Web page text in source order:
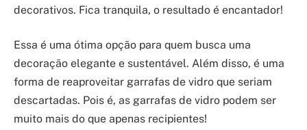
decorativos. Fica tranquila, o resultado é encantador!
Essa é uma ótima opção para quem busca uma
decoração elegante e sustentável. Além disso, é uma
forma de reaproveitar garrafas de vidro que seriam
descartadas. Pois é, as garrafas de vidro podem ser
muito mais do que apenas recipientes!